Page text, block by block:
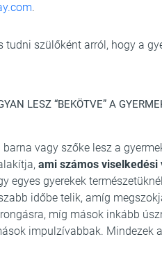
.
szülőként arról, hogy a
LESZ “BEKÖTVE” A
vagy szőke lesz a
ami számos
egyes gyerekek
időbe telik, amíg
míg mások inkább
impulzívabbak. Mindezek